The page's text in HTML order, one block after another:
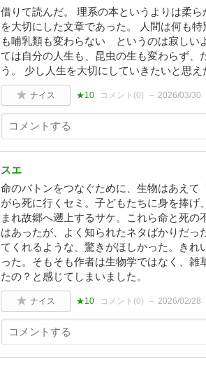
借りて読んだ。 理系の本というよりは柔
を大切にした文章であった。 人間は何も
も哺乳類も変わらない というのは寂しい
ては自分の人生も、昆虫の生も変わらず
う。 少し人生を大切にしていきたいと思え
ナイス ★10 コメント(0) 2026/03/30
スエ
命のバトンをつなぐために、生物はあえ
がら死に行くセミ。子どもたちに身を捧
まれ故郷へ遡上するサケ。これら命と死
はあったが、よく知られたネタばかりだ
てくれるような、驚きがほしかった。きれ
った。そもそも作者は生物学ではなく、
たの？と感じてしまいました。
ナイス ★10 コメント(0) 2026/02/28